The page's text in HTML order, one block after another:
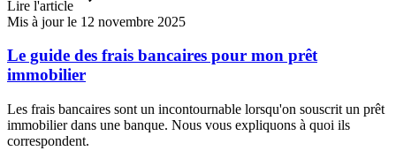
Lire l'article
Mis à jour le 12 novembre 2025
Le guide des frais bancaires pour mon prêt
immobilier
Les frais bancaires sont un incontournable lorsqu'on souscrit un prêt
immobilier dans une banque. Nous vous expliquons à quoi ils
correspondent.